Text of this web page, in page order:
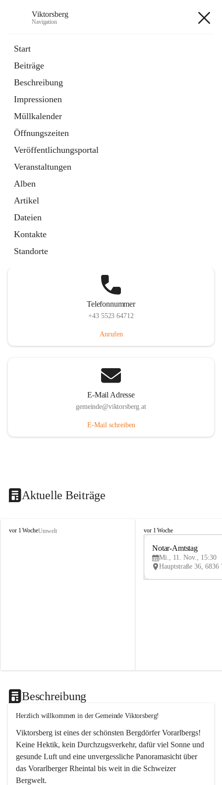
Viktorsberg
Navigation
Start
Beiträge
Beschreibung
Impressionen
Müllkalender
Öffnungszeiten
Veröffentlichungsportal
Veranstaltungen
Alben
Artikel
Dateien
Kontakte
Standorte
1 Schnellzugriff
Bürgerservice
10 Schnellzugriffe
Telefonnummer
+43 5523 64712
Anrufen
E-Mail Adresse
gemeinde@viktorsberg.at
E-Mail schreiben
Aktuelle Beiträge
V
vor 1 WocheUmwelt
V
vor 1 Woche
Notar-Amtstag
Mi., 11. Nov., 15:30
Beschreibung
Herzlich willkommen in der Gemeinde Viktorsberg!
Viktorsberg ist eines der schönsten Bergdörfer Vorarlbergs!
Keine Hektik, kein Durchzugsverkehr, dafür viel Sonne und
gesunde Luft und eine unvergessliche Panoramasicht über
das Vorarlberger Rheintal bis weit in die Schweizer
Bergwelt.